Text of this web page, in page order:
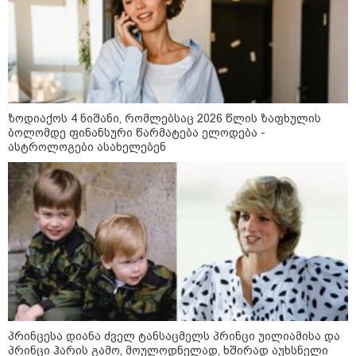
არჩევანის გაკეთება მოუწევს...
„ორ სკამზე ჯდომის“
შესაძლებლობა შეიძლება
დასრულდეს“ - მირიან
მირიანაშვილის ანალიზი
ჯარისკაცი, რომელიც 29 წელი
იბრძოდა, რადგან ომის
დამთავრების არ სჯეროდა...
მეცნიერება
ზოდიაქოს 4 ნიშანი, რომლებსაც 2026 წლის ზაფხულის
ბოლომდე ფინანსური წარმატება ელოდება -
ასტროლოგები ასახელებენ
პრინცესა დიანა ძველ ტანსაცმელს პრინცი უილიამისა და
პრინცი ჰარის გამო, მოულოდნელად, ხშირად აუხსნელი